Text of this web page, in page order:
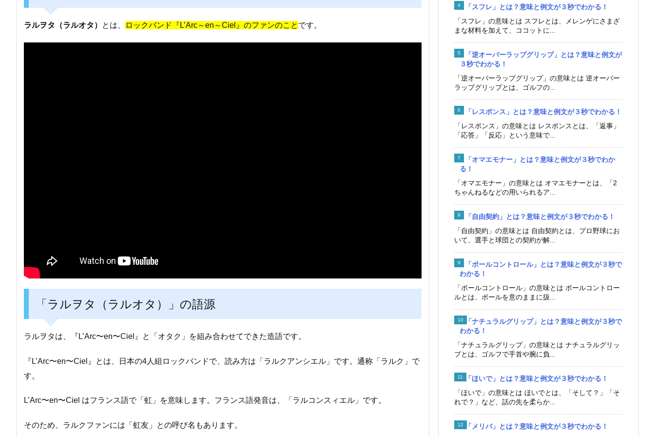
ラルヲタ（ラルオタ） とは、 ロックバンド『L’Arc～en～Ciel』のファンのこと です。
「ラルヲタ（ラルオタ）」の語源
ラルヲタは、『L’Arc〜en〜Ciel』と「オタク」を組み合わせてできた造語です。
『L’Arc〜en〜Ciel』とは、日本の4人組ロックバンドで、読み方は「ラルクアンシエル」です。通称「ラルク」で
す。
L’Arc〜en〜Ciel はフランス語で「虹」を意味します。フランス語発音は、「ラルコンスィエル」です。
そのため、ラルクファンには「虹友」との呼び名もあります。
「スフレ」とは？意味と例文が３秒でわかる！
「スフレ」の意味とは スフレとは、メレンゲにさまざ
まな材料を加えて、ココットに...
「逆オーバーラップグリップ」とは？意味と例文が
３秒でわかる！
「逆オーバーラップグリップ」の意味とは 逆オーバー
ラップグリップとは、ゴルフの...
「レスポンス」とは？意味と例文が３秒でわかる！
「レスポンス」の意味とは レスポンスとは、「返事」
「応答」「反応」という意味で...
「オマエモナー」とは？意味と例文が３秒でわか
る！
「オマエモナー」の意味とは オマエモナーとは、「2
ちゃんねるなどの用いられるア...
「自由契約」とは？意味と例文が３秒でわかる！
「自由契約」の意味とは 自由契約とは、プロ野球にお
いて、選手と球団との契約が解...
「ボールコントロール」とは？意味と例文が３秒で
わかる！
「ボールコントロール」の意味とは ボールコントロー
ルとは、ボールを意のままに扱...
「ナチュラルグリップ」とは？意味と例文が３秒で
わかる！
「ナチュラルグリップ」の意味とは ナチュラルグリッ
プとは、ゴルフで手首や腕に負...
「ほいで」とは？意味と例文が３秒でわかる！
「ほいで」の意味とは ほいでとは、「そして？」「そ
れで？」など、話の先を柔らか...
「メリバ」とは？意味と例文が３秒でわかる！